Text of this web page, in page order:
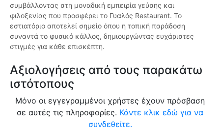
συμβάλλοντας στη μοναδική εμπειρία γεύσης και
φιλοξενίας που προσφέρει το Γυαλός Restaurant. Το
εστιατόριο αποτελεί σημείο όπου η τοπική παράδοση
συναντά το φυσικό κάλλος, δημιουργώντας ευχάριστες
στιγμές για κάθε επισκέπτη.
Αξιολογήσεις από τους παρακάτω
ιστότοπους
Μόνο οι εγγεγραμμένοι χρήστες έχουν πρόσβαση
σε αυτές τις πληροφορίες. Κάντε κλικ εδώ για να
συνδεθείτε.